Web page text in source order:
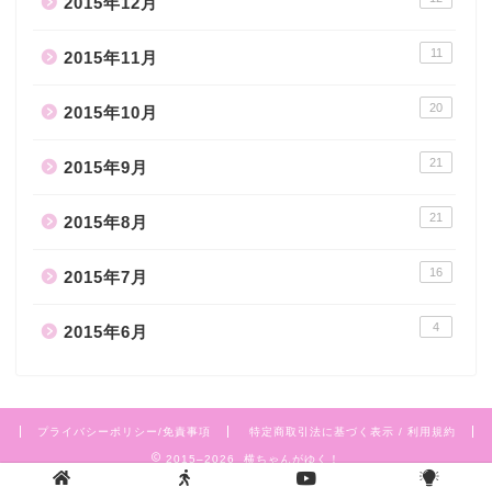
2015年11月 11
2015年10月 20
2015年9月 21
2015年8月 21
2015年7月 16
2015年6月 4
プライバシーポリシー/免責事項 特定商取引法に基づく表示 / 利用規約
2015–2026 横ちゃんがゆく！